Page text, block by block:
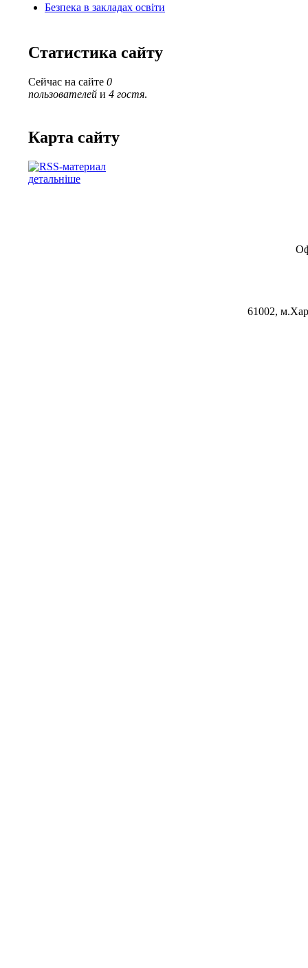
Безпека в закладах освіти
Статистика сайту
Сейчас на сайте 0
пользователей и 4 гостя.
Карта сайту
детальніше
61002,